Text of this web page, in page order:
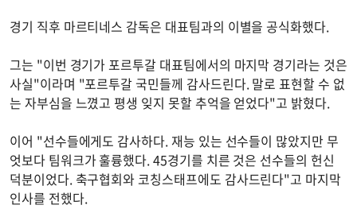
경기 직후 마르티네스 감독은 대표팀과의 이별을 공식화했다.
그는 "이번 경기가 포르투갈 대표팀에서의 마지막 경기라는 것은
사실"이라며 "포르투갈 국민들께 감사드린다. 말로 표현할 수 없
는 자부심을 느꼈고 평생 잊지 못할 추억을 얻었다"고 밝혔다.
이어 "선수들에게도 감사하다. 재능 있는 선수들이 많았지만 무
엇보다 팀워크가 훌륭했다. 45경기를 치른 것은 선수들의 헌신
덕분이었다. 축구협회와 코칭스태프에도 감사드린다"고 마지막
인사를 전했다.